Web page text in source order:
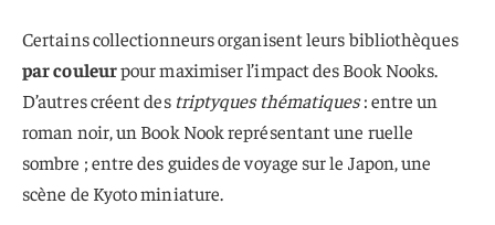
Certains collectionneurs organisent leurs bibliothèques
par couleurpour maximiser l’impact des Book Nooks.
D’autres créent des triptyques thématiques: entre un
roman noir, un Book Nook représentant une ruelle
sombre ; entre des guides de voyage sur le Japon, une
scène de Kyoto miniature.